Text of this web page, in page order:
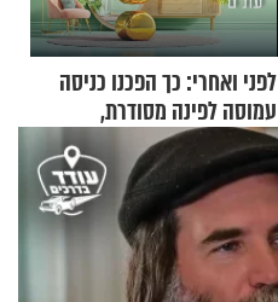
לפני ואחרי: כך הפכנו כניסה
עמוסה לפינה מסודרת,
שימושית ומזמינה